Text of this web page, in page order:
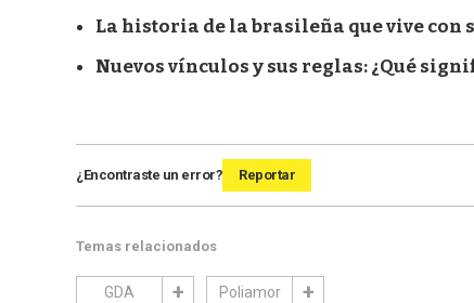
La historia de la brasileña que vive con
Nuevos vínculos y sus reglas: ¿Qué
¿Encontraste un error? Reportar
Temas relacionados
GDA Poliamor